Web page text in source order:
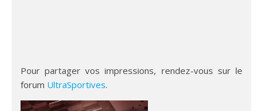
Pour partager vos impressions, rendez-vous sur le
forum UltraSportives.